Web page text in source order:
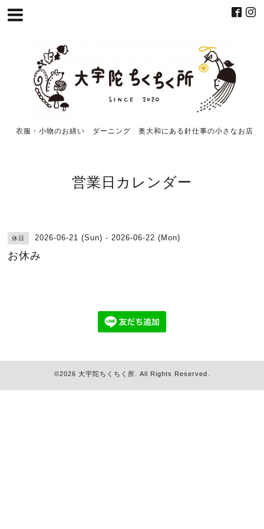
衣服・小物のお繕い ダーニング 奥大和にある針仕事の小さなお店
営業日カレンダー
休日 2026-06-21 (Sun) - 2026-06-22 (Mon)
お休み
©2026 大宇陀ちくちく所. All Rights Reserved.